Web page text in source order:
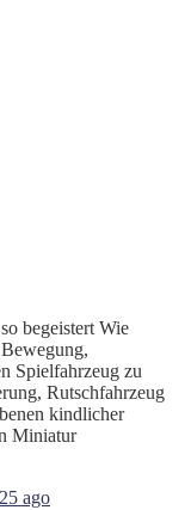
begeistert Wie
Spielfahrzeug zu
Rutschfahrzeug
kindlicher
Miniatur
ago